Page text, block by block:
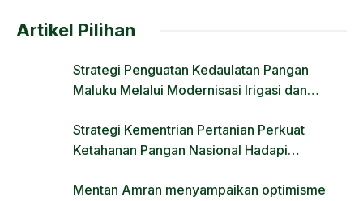
Artikel Pilihan
Strategi Penguatan Kedaulatan Pangan
Maluku Melalui Modernisasi Irigasi dan
Strategi Kementrian Pertanian Perkuat
Ketahanan Pangan Nasional Hadapi
Mentan Amran menyampaikan optimisme